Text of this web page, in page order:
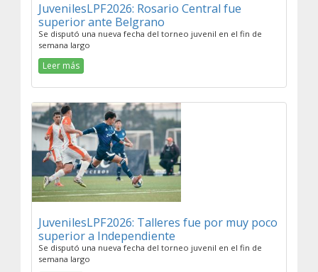
JuvenilesLPF2026: Rosario Central fue
superior ante Belgrano
Se disputó una nueva fecha del torneo juvenil en el fin de
semana largo
Leer más
JuvenilesLPF2026: Talleres fue por muy poco
superior a Independiente
Se disputó una nueva fecha del torneo juvenil en el fin de
semana largo